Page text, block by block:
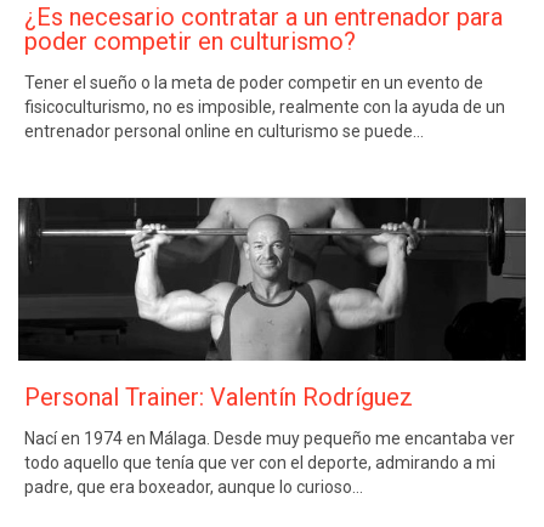
¿Es necesario contratar a un entrenador para
poder competir en culturismo?
Tener el sueño o la meta de poder competir en un evento de
fisicoculturismo, no es imposible, realmente con la ayuda de un
entrenador personal online en culturismo se puede…
Personal Trainer: Valentín Rodríguez
Nací en 1974 en Málaga. Desde muy pequeño me encantaba ver
todo aquello que tenía que ver con el deporte, admirando a mi
padre, que era boxeador, aunque lo curioso…